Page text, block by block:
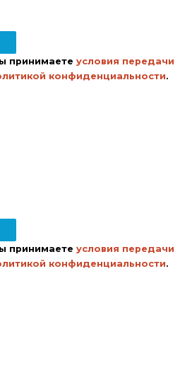
принимаете условия передачи
конфиденциальности.
принимаете условия передачи
конфиденциальности.